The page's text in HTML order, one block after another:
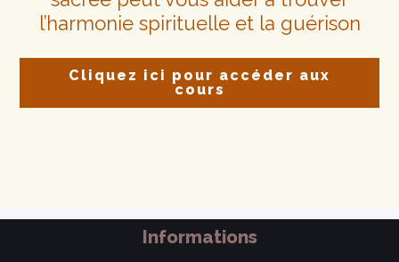
l’harmonie spirituelle et la guérison
Cliquez ici pour accéder aux
cours
Informations